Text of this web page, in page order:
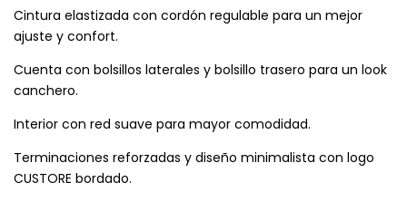
Cintura elastizada con cordón regulable para un mejor
ajuste y confort.
Cuenta con bolsillos laterales y bolsillo trasero para un look
canchero.
Interior con red suave para mayor comodidad.
Terminaciones reforzadas y diseño minimalista con logo
CUSTORE bordado.